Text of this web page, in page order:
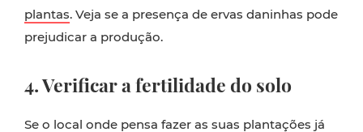
plantas. Veja se a presença de ervas daninhas pode
prejudicar a produção.
4. Verificar a fertilidade do solo
Se o local onde pensa fazer as suas plantações já